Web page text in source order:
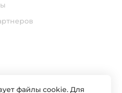
файлы cookie. Для